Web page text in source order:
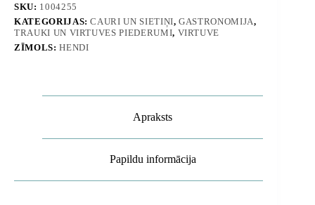
230
mm
-
Hendi
SKU: 1004255
KATEGORIJAS:CAURI UN SIETIŅI,GASTRONOMIJA,
TRAUKI UN VIRTUVES PIEDERUMI, VIRTUVE
ZĪMOLS:HENDI
Apraksts
Papildu informācija